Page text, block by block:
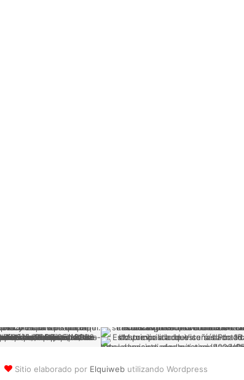
Sitio elaborado por Elquiweb utilizando Wordpress